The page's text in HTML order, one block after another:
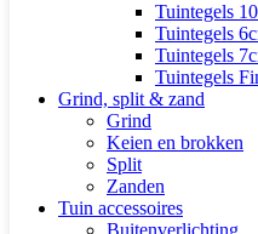
Tuintegels
Tuintegels
Tuintegels
Tuintegels
Grind, split & zand
Grind
Keien en brokken
Split
Zanden
Tuin accessoires
Buitenverlichting